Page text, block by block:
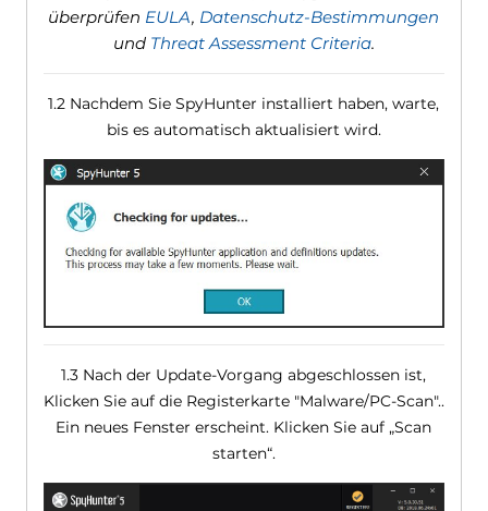
überprüfen EULA, Datenschutz-Bestimmungen
und Threat Assessment Criteria.
1.2 Nachdem Sie SpyHunter installiert haben, warte,
bis es automatisch aktualisiert wird.
1.3 Nach der Update-Vorgang abgeschlossen ist,
Klicken Sie auf die Registerkarte "Malware/PC-Scan"..
Ein neues Fenster erscheint. Klicken Sie auf „Scan
starten“.